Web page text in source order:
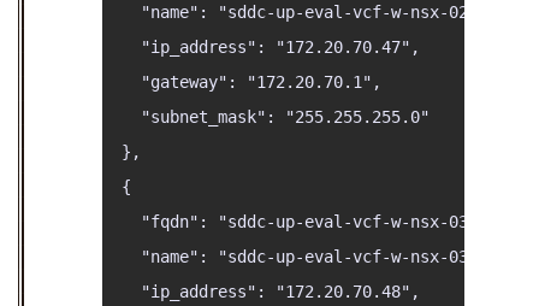
    "name": "sddc-up-eval-vcf-w-nsx-02",
    "ip_address": "172.20.70.47",
    "gateway": "172.20.70.1",
    "subnet_mask": "255.255.255.0"
  },
  {
"fqdn": "sddc-up-eval-vcf-w-nsx-
    "name": "sddc-up-eval-vcf-w-nsx-03",
    "ip_address": "172.20.70.48",